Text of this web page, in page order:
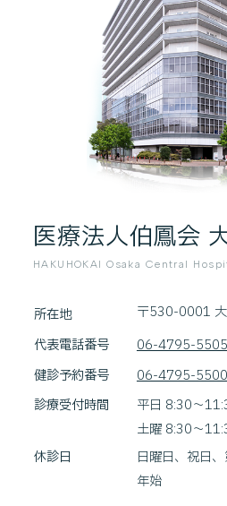
医療法人伯鳳会
HAKUHOKAI Osaka Central
所在地
〒530-0001
代表電話番号
06-4795-5505
健診予約番号
06-4795-5500
診療受付時間
平日 8:30～
土曜 8:30～
休診日
日曜日、祝日
年始